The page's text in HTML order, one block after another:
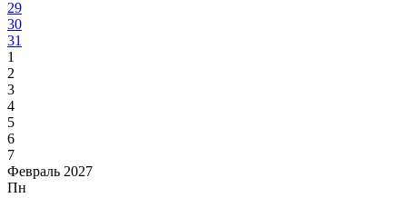
29
30
31
1
2
3
4
5
6
7
Февраль 2027
Пн